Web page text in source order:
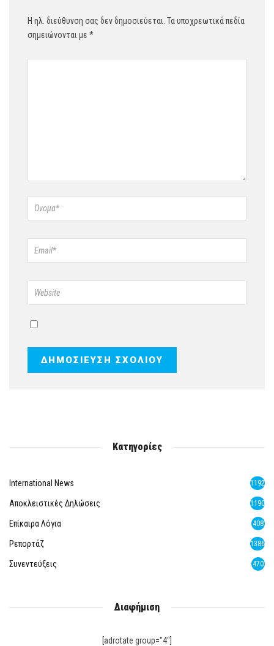
Η ηλ. διεύθυνση σας δεν δημοσιεύεται. Τα υποχρεωτικά πεδία
σημειώνονται με *
Κατηγορίες
International News 1192
Αποκλειστικές Δηλώσεις 1190
Επίκαιρα Λόγια 408
Ρεπορτάζ 1386
Συνεντεύξεις 470
Διαφήμιση
[adrotate group="4"]